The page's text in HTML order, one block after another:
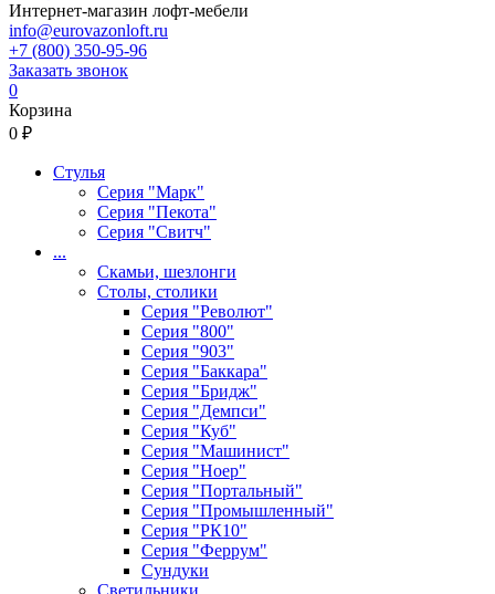
Интернет-магазин лофт-мебели
info@eurovazonloft.ru
+7 (800) 350-95-96
Заказать звонок
0
Корзина
0 ₽
Стулья
Серия "Марк"
Серия "Пекота"
Серия "Свитч"
...
Скамьи, шезлонги
Столы, столики
Серия "Револют"
Серия "800"
Серия "903"
Серия "Баккара"
Серия "Бридж"
Серия "Демпси"
Серия "Куб"
Серия "Машинист"
Серия "Ноер"
Серия "Портальный"
Серия "Промышленный"
Серия "РК10"
Серия "Феррум"
Сундуки
Светильники